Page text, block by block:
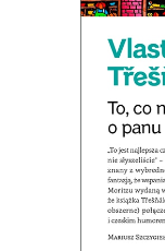
TO,